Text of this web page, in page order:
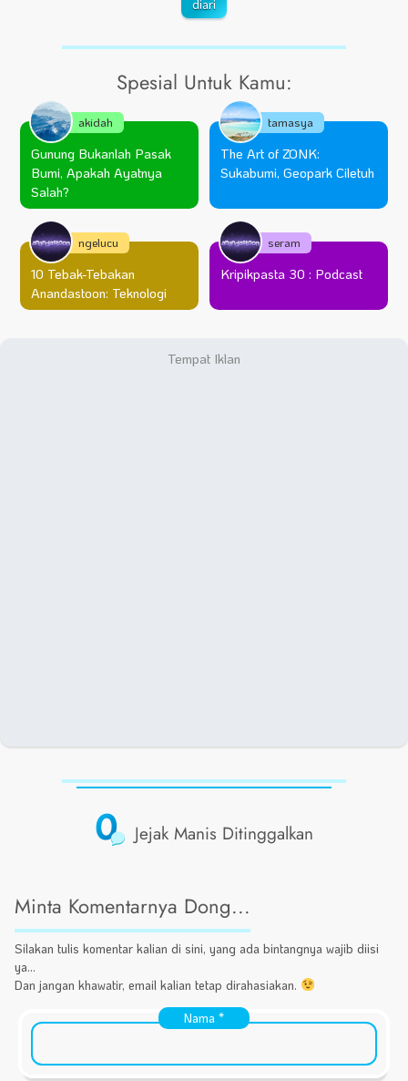
diari
Spesial Untuk Kamu:
Gunung Bukanlah Pasak
Bumi, Apakah Ayatnya
Salah?
akidah
The Art of ZONK:
Sukabumi, Geopark Ciletuh
tamasya
10 Tebak-Tebakan
Anandastoon: Teknologi
ngelucu
Kripikpasta 30 : Podcast
seram
0 Jejak Manis Ditinggalkan
Minta Komentarnya Dong...
Silakan tulis komentar kalian di sini, yang ada bintangnya wajib diisi
ya...
Dan jangan khawatir, email kalian tetap dirahasiakan.
Nama *